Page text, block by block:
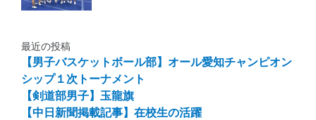
最近の投稿
【男子バスケットボール部】オール愛知チャンピオン
シップ１次トーナメント
【剣道部男子】玉龍旗
【中日新聞掲載記事】在校生の活躍